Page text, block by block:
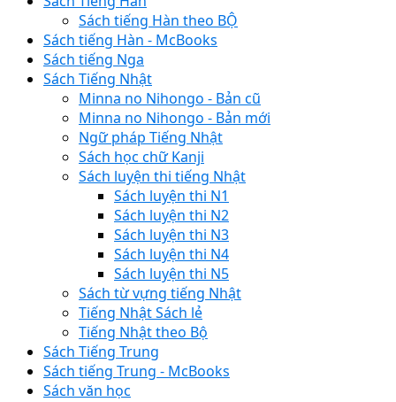
Sách tiếng Hàn theo BỘ
Sách tiếng Hàn - McBooks
Sách tiếng Nga
Sách Tiếng Nhật
Minna no Nihongo - Bản cũ
Minna no Nihongo - Bản mới
Ngữ pháp Tiếng Nhật
Sách học chữ Kanji
Sách luyện thi tiếng Nhật
Sách luyện thi N1
Sách luyện thi N2
Sách luyện thi N3
Sách luyện thi N4
Sách luyện thi N5
Sách từ vựng tiếng Nhật
Tiếng Nhật Sách lẻ
Tiếng Nhật theo Bộ
Sách Tiếng Trung
Sách tiếng Trung - McBooks
Sách văn học